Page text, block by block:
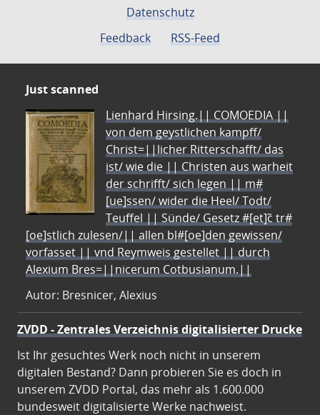
Datenschutz
Feedback
RSS-Feed
Just scanned
Lienhard Hirsing.|| COMOEDIA ||
von dem geystlichen kampff/
Christ=||licher Ritterschafft/ das
ist/ wie die || Christen aus warheit
der schrifft/ sich legen || m#
[ue]ssen/ wider die Heel/ Todt/
Teuffel || Sünde/ Gesetz #[et]c̃ tr#
[oe]stlich zulesen/|| allen bl#[oe]den gewissen/
vorfasset || vnd Reymweis gestellet || durch
Alexium Bres=||nicerum Cotbusianum.||
Autor: Bresnicer, Alexius
ZVDD - Zentrales Verzeichnis digitalisierter Drucke
Ist Ihr gesuchtes Werk noch nicht in unserem
digitalen Bestand? Dann probieren Sie es doch in
unserem ZVDD Portal, das mehr als 1.600.000
bundesweit digitalisierte Werke nachweist.